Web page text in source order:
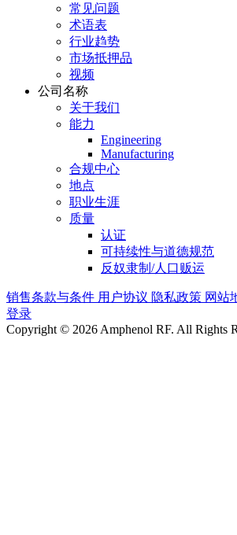
常见问题
术语表
行业趋势
市场抵押品
视频
公司名称
关于我们
能力
Engineering
Manufacturing
合规中心
地点
职业生涯
质量
认证
可持续性与道德规范
反奴隶制/人口贩运
销售条款与条件 用户协议 隐私政策 网站
登录
Copyright © 2026 Amphenol RF. All Rights